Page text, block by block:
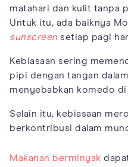
matahari dan kulit tanpa
Untuk itu, ada baiknya
sunscreen setiap pagi
Kebiasaan sering
pipi dengan tangan
menyebabkan komedo
Selain itu, kebiasaan
berkontribusi dalam
Makanan berminyak